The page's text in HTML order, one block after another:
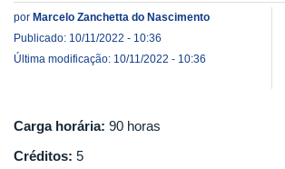
por Marcelo Zanchetta do Nascimento
Publicado: 10/11/2022 - 10:36
Última modificação: 10/11/2022 - 10:36
Carga horária: 90 horas
Créditos: 5